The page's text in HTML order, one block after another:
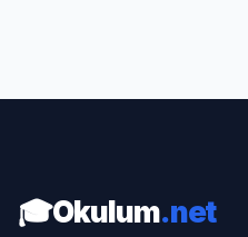
🎓Okulum.net